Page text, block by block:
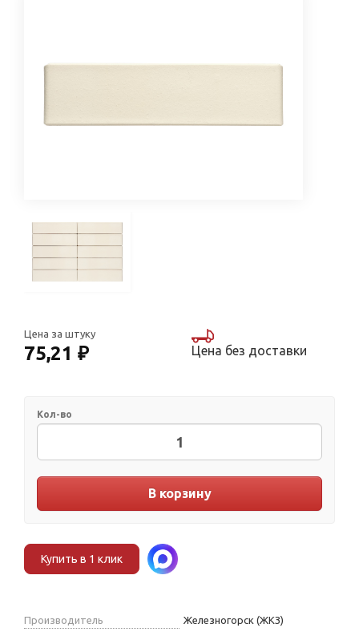
Цена за штуку
75,21 ₽ Цена без доставки
Кол-во
В корзину
Купить в 1 клик
Производитель Железногорск (ЖКЗ)